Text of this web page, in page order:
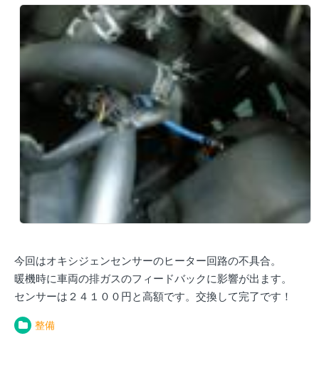
今回はオキシジェンセンサーのヒーター回路の不具合。
暖機時に車両の排ガスのフィードバックに影響が出ます。
センサーは２４１００円と高額です。交換して完了です！
整備